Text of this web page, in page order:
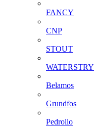
FANCY
CNP
STOUT
WATERSTRY
Belamos
Grundfos
Pedrollo